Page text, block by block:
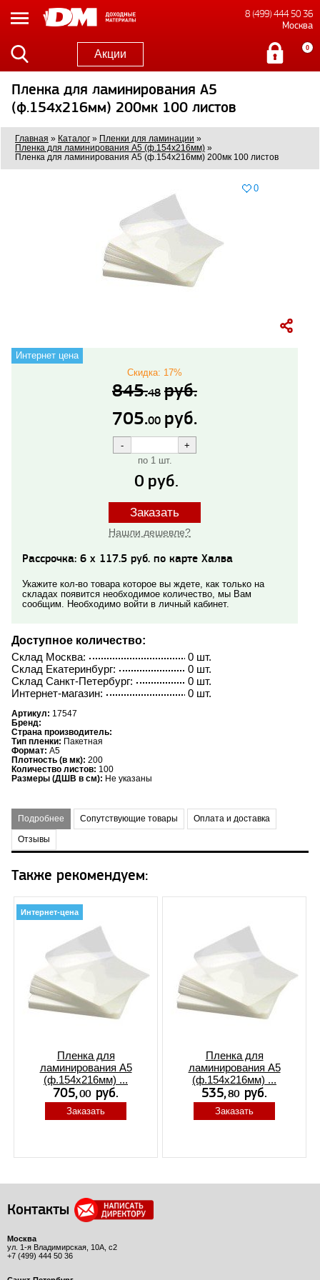
8 (499) 444 50 36
Москва
Акции 0
Пленка для ламинирования A5
(ф.154х216мм) 200мк 100 листов
Главная » Каталог » Пленки для ламинации »
Пленка для ламинирования A5 (ф.154х216мм) »
Пленка для ламинирования A5 (ф.154х216мм) 200мк 100 листов
0
Интернет цена
705.00 руб.
845.48 руб.
Скидка: 17%
по 1 шт.
0 руб.
Заказать
Нашли дешевле?
Рассрочка: 6 x 117.5 руб. по карте Халва
Укажите кол-во товара которое вы ждете, как только на
складах появится необходимое количество, мы Вам
сообщим. Необходимо войти в личный кабинет.
Доступное количество:
0 шт.
Склад Москва:
0 шт.
Склад Екатеринбург:
0 шт.
Склад Санкт-Петербург:
0 шт.
Интернет-магазин:
Артикул: 17547
Бренд:
Страна производитель:
Тип пленки: Пакетная
Формат: A5
Плотность (в мк): 200
Количество листов: 100
Размеры (ДШВ в см): Не указаны
Подробнее Сопутствующие товары Оплата и доставка
Отзывы
Также рекомендуем:
Интернет-цена
Пленка для
ламинирования A5
(ф.154х216мм) ...
Заказать
Пленка для
ламинирования A5
(ф.154х216мм) ...
Заказать
Контакты
Москва
ул. 1-я Владимирская, 10А, с2
+7 (499) 444 50 36